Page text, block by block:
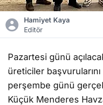
Hamiyet Kaya
Editör
Pazartesi günü
üreticiler
perşembe günü
Küçük Menderes